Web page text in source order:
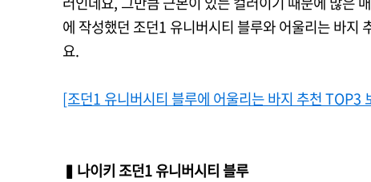
에 작성했던 조던1 유니버시티 블루와 어울리는 바지
요.
[조던1 유니버시티 블루에 어울리는 바지 추천 TOP3
▍나이키 조던1 유니버시티 블루